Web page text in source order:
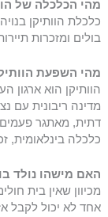
מהי הכלכלה של
כלכלת הוותיקן
בולים ומזכרות
מהי השפעת
הוותיקן הוא ארגון
מדינה ריבונית עם
דתית, מאתגר פעמים
כלכלה בינלאומית,
האם מישהו נולד
מכיוון שאין בית
אחד לא יכול לקבל